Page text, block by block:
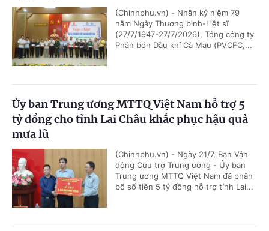
(Chinhphu.vn) - Nhân kỷ niệm 79
năm Ngày Thương binh-Liệt sĩ
(27/7/1947-27/7/2026), Tổng công ty
Phân bón Dầu khí Cà Mau (PVCFC,...
Ủy ban Trung ương MTTQ Việt Nam hỗ trợ 5
tỷ đồng cho tỉnh Lai Châu khắc phục hậu quả
mưa lũ
(Chinhphu.vn) - Ngày 21/7, Ban Vận
động Cứu trợ Trung ương - Ủy ban
Trung ương MTTQ Việt Nam đã phân
bổ số tiền 5 tỷ đồng hỗ trợ tỉnh Lai...